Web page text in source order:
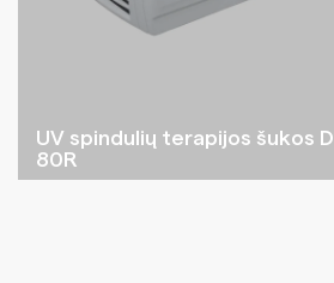
UV spindulių terapijos šukos
80R